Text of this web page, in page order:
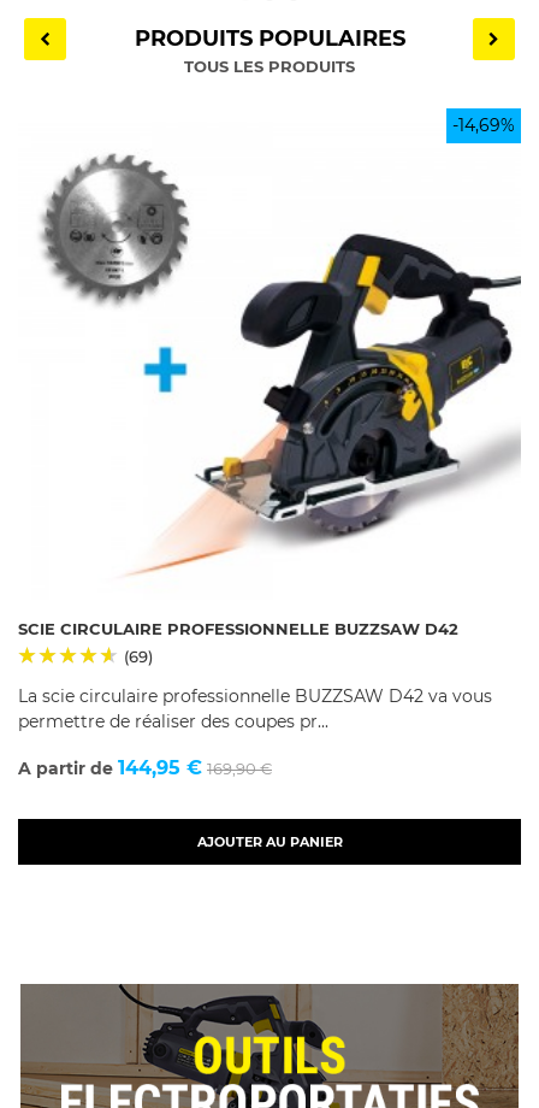
PRODUITS POPULAIRES
TOUS LES PRODUITS
SCIE CIRCULAIRE PROFESSIONNELLE BUZZSAW D42
(69)
La scie circulaire professionnelle BUZZSAW D42 va vous
permettre de réaliser des coupes pr...
Prix
A partir de 144,95 € Prix
de
169,90 €
-14,69%
AJOUTER AU PANIER